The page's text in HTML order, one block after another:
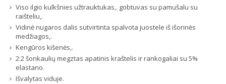
Viso ilgio kulkšnies užtrauktukas,. gobtuvas su pamušalu su
raišteliu,.
Vidinė nugaros dalis sutvirtinta spalvota juostele iš išorinės
medžiagos,.
Kengūros kišenės,.
2:2 šonkaulių megztas apatinis kraštelis ir rankogaliai su 5%
elastano.
Išvalytas viduje.